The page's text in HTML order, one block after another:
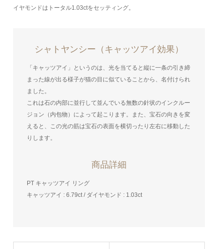
イヤモンドはトータル1.03ctをセッティング。
シャトヤンシー（キャッツアイ効果）
「キャッツアイ」というのは、光を当てると縦に一条の引き締
まった線が出る様子が猫の目に似ていることから、名付けられ
ました。
これは石の内部に並行して並んでいる無数の針状のインクルー
ジョン（内包物）によって起こります。また、宝石の向きを変
えると、この光の筋は宝石の表面を横切ったり左右に移動した
りします。
商品詳細
PT キャッツアイ リング
キャッツアイ : 6.79ct / ダイヤモンド : 1.03ct